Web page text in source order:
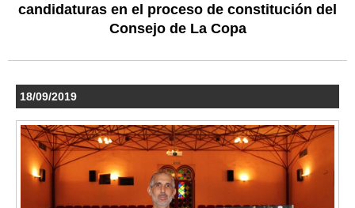
candidaturas en el proceso de constitución del
Consejo de La Copa
18/09/2019